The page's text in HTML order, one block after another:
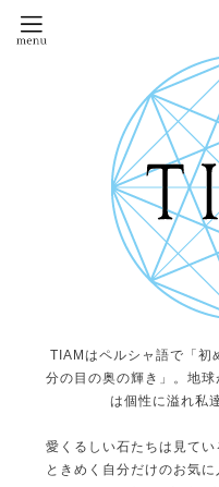
TIAMはペルシャ語で「初
分の目の奥の輝き」。地
は個性に溢れ私
愛くるしい石たちは見て
ときめく自分だけのお気